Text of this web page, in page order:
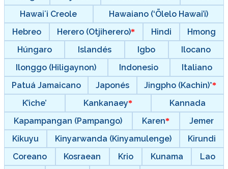
Hawaiʻi Creole
Hawaiano (‘Ōlelo Hawai’i)
Hebreo
Herero (Otjiherero) Hindi
Hmong
Húngaro
Islandés Igbo
Ilocano
Ilonggo (Hiligaynon)
Indonesio
Italiano
Patuá Jamaicano
Japonés
Jingpho (Kachin)*
K’iche’
Kankanaey
Kannada
Kapampangan (Pampango)
Karen
Jemer
Kikuyu
Kinyarwanda (Kinyamulenge)
Kirundi
Coreano
Kosraean Krio Kunama
Lao